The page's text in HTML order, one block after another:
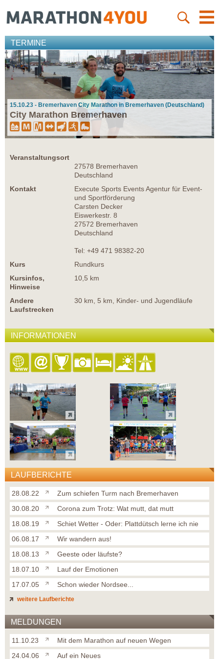
TERMINE
15.10.23 - Bremerhaven City Marathon in Bremerhaven (Deutschland)
City Marathon Bremerhaven
Veranstaltungsort
27578 Bremerhaven
Deutschland
Kontakt
Execute Sports Events Agentur für Event-
und Sportförderung
Carsten Decker
Eiswerkestr. 8
27572 Bremerhaven
Deutschland
Tel: +49 471 98382-20
Kurs
Rundkurs
Kursinfos,
Hinweise
10,5 km
Andere
Laufstrecken
30 km, 5 km, Kinder- und Jugendläufe
INFORMATIONEN
LAUFBERICHTE
28.08.22
Zum schiefen Turm nach Bremerhaven
30.08.20
Corona zum Trotz: Wat mutt, dat mutt
18.08.19
Schiet Wetter - Oder: Plattdütsch lerne ich nie
06.08.17
Wir wandern aus!
18.08.13
Geeste oder läufste?
18.07.10
Lauf der Emotionen
17.07.05
Schon wieder Nordsee...
weitere Laufberichte
MELDUNGEN
11.10.23
Mit dem Marathon auf neuen Wegen
24.04.06
Auf ein Neues